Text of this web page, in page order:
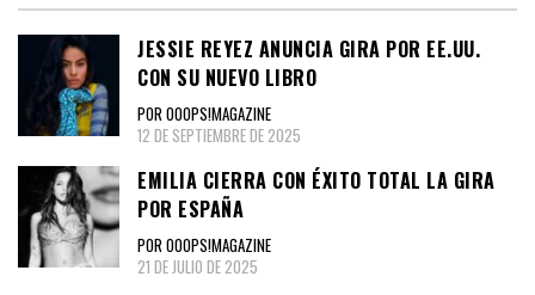
JESSIE REYEZ ANUNCIA GIRA POR EE.UU.
CON SU NUEVO LIBRO
POR OOOPS!MAGAZINE
12 DE SEPTIEMBRE DE 2025
EMILIA CIERRA CON ÉXITO TOTAL LA GIRA
POR ESPAÑA
POR OOOPS!MAGAZINE
21 DE JULIO DE 2025